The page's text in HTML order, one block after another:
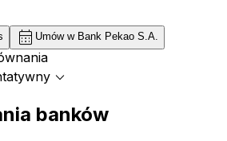
calendar_month Umów w Bank Pekao S.A.
expand_more
banków